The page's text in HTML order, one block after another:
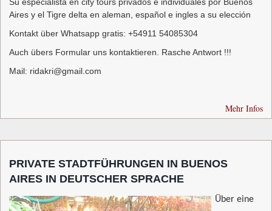
Su especialista en city tours privados e individuales por Buenos
Aires y el Tigre delta en aleman, español e ingles a su elección
Kontakt über Whatsapp gratis: +54911 54085304
Auch übers Formular uns kontaktieren. Rasche Antwort !!!
Mail: ridakri@gmail.com
Mehr Infos
PRIVATE STADTFÜHRUNGEN IN BUENOS
AIRES IN DEUTSCHER SPRACHE
Über eine